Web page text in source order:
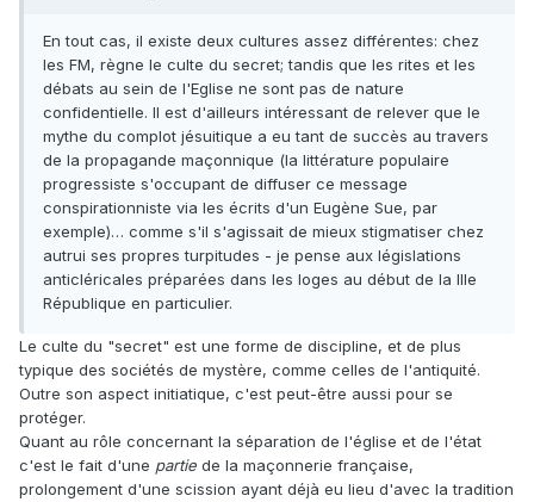
En tout cas, il existe deux cultures assez différentes: chez
les FM, règne le culte du secret; tandis que les rites et les
débats au sein de l'Eglise ne sont pas de nature
confidentielle. Il est d'ailleurs intéressant de relever que le
mythe du complot jésuitique a eu tant de succès au travers
de la propagande maçonnique (la littérature populaire
progressiste s'occupant de diffuser ce message
conspirationniste via les écrits d'un Eugène Sue, par
exemple)… comme s'il s'agissait de mieux stigmatiser chez
autrui ses propres turpitudes - je pense aux législations
anticléricales préparées dans les loges au début de la IIIe
République en particulier.
Le culte du "secret" est une forme de discipline, et de plus
typique des sociétés de mystère, comme celles de l'antiquité.
Outre son aspect initiatique, c'est peut-être aussi pour se
protéger.
Quant au rôle concernant la séparation de l'église et de l'état
c'est le fait d'une partie de la maçonnerie française,
prolongement d'une scission ayant déjà eu lieu d'avec la tradition